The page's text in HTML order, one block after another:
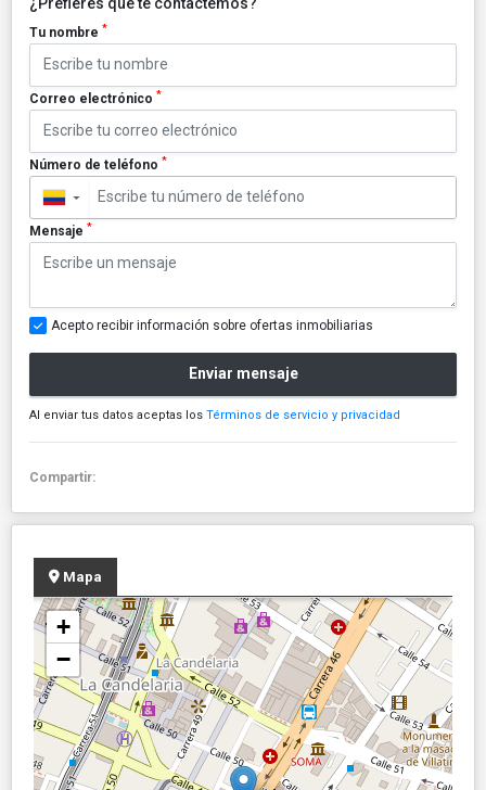
Tu nombre *
Correo electrónico *
Número de teléfono *
▼
Mensaje *
Acepto recibir información sobre ofertas inmobiliarias
Enviar mensaje
Al enviar tus datos aceptas los Términos de servicio y privacidad
Compartir:
Mapa
+
−